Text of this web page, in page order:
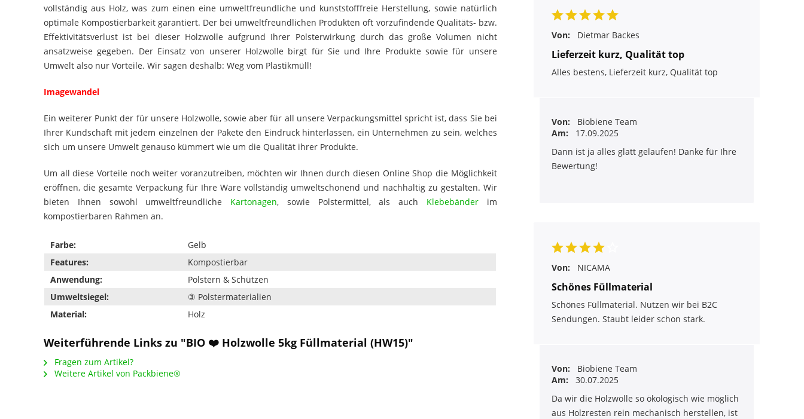
vollständig aus Holz, was zum einen eine umweltfreundliche und kunststofffreie Herstellung, sowie natürlich
optimale Kompostierbarkeit garantiert. Der bei umweltfreundlichen Produkten oft vorzufindende Qualitäts- bzw.
Effektivitätsverlust ist bei dieser Holzwolle aufgrund Ihrer Polsterwirkung durch das große Volumen nicht
ansatzweise gegeben. Der Einsatz von unserer Holzwolle birgt für Sie und Ihre Produkte sowie für unsere
Umwelt also nur Vorteile. Wir sagen deshalb: Weg vom Plastikmüll!
Imagewandel
Ein weiterer Punkt der für unsere Holzwolle, sowie aber für all unsere Verpackungsmittel spricht ist, dass Sie bei
Ihrer Kundschaft mit jedem einzelnen der Pakete den Eindruck hinterlassen, ein Unternehmen zu sein, welches
sich um unsere Umwelt genauso kümmert wie um die Qualität ihrer Produkte.
Um all diese Vorteile noch weiter voranzutreiben, möchten wir Ihnen durch diesen Online Shop die Möglichkeit
eröffnen, die gesamte Verpackung für Ihre Ware vollständig umweltschonend und nachhaltig zu gestalten. Wir
bieten Ihnen sowohl umweltfreundliche Kartonagen, sowie Polstermittel, als auch Klebebänder im
kompostierbaren Rahmen an.
Farbe:
Gelb
Features:
Kompostierbar
Anwendung:
Polstern & Schützen
Umweltsiegel:
③ Polstermaterialien
Material:
Holz
Weiterführende Links zu "BIO ❤️ Holzwolle 5kg Füllmaterial (HW15)"
Fragen zum Artikel?
Weitere Artikel von Packbiene®
Von: Dietmar Backes
Lieferzeit kurz, Qualität top
Alles bestens, Lieferzeit kurz, Qualität top
Von:
Biobiene Team
Am:
17.09.2025
Dann ist ja alles glatt gelaufen! Danke für Ihre
Bewertung!
Von: NICAMA
Schönes Füllmaterial
Schönes Füllmaterial. Nutzen wir bei B2C
Sendungen. Staubt leider schon stark.
Von:
Biobiene Team
Am:
30.07.2025
Da wir die Holzwolle so ökologisch wie möglich
aus Holzresten rein mechanisch herstellen, ist